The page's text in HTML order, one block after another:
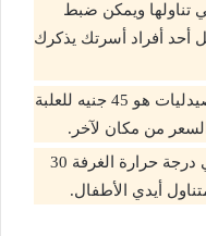
تناولها ويمكن ضبط
أحد أفراد أسرتك يذكرك
أما سعر العبوة التي تباع في الصيدليات هو 45 جنيه للعلبة
أما عن ظروف التخزين تكون في درجة حرارة الغرفة 30
أيدي الأطفال.